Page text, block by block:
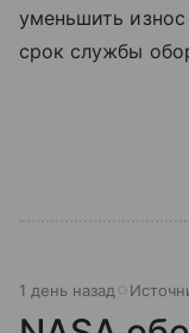
уменьшить
срок службы
1 день назад